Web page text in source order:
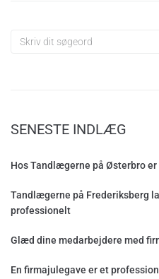
SENESTE INDLÆG
Hos Tandlægerne på Østerbro
Tandlægerne på Frederiksberg
professionelt
Glæd dine medarbejdere med
En firmajulegave er et